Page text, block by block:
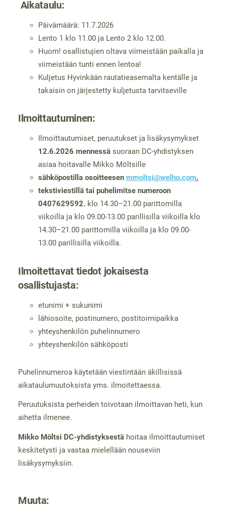
Aikataulu:
Päivämäärä: 11.7.2026
Lento 1 klo 11.00 ja Lento 2 klo 12.00.
Huom! osallistujien oltava viimeistään paikalla ja
viimeistään tunti ennen lentoa!
Kuljetus Hyvinkään rautatieasemalta kentälle ja
takaisin on järjestetty kuljetusta tarvitseville
Ilmoittautuminen:
Ilmoittautumiset, peruutukset ja lisäkysymykset
12.6.2026 mennessäsuoraan DC-yhdistyksen
asiaa hoitavalle Mikko Möltsille
sähköpostilla osoitteesen mmoltsi@welho.com,
tekstiviestillä tai puhelimitse numeroon
0407629592. klo 14.30–21.00 parittomilla
viikoilla ja klo 09.00-13.00 parillisilla viikoilla klo
14.30–21.00 parittomilla viikoilla ja klo 09.00-
13.00 parillisilla viikoilla.
Ilmoitettavat tiedot jokaisesta
osallistujasta:
etunimi + sukunimi
lähiosoite, postinumero, postitoimipaikka
yhteyshenkilön puhelinnumero
yhteyshenkilön sähköposti
Puhelinnumeroa käytetään viestintään äkillisissä
aikataulumuutoksista yms. ilmoitettaessa.
Peruutuksista perheiden toivotaan ilmoittavan heti, kun
aihetta ilmenee.
Mikko Möltsi DC-yhdistyksestähoitaa ilmoittautumiset
keskitetysti ja vastaa mielellään nouseviin
lisäkysymyksiin.
Muuta: